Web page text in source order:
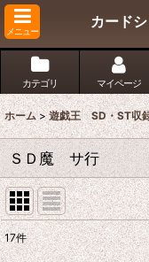
メニュー
カード
カテゴリ マイページ
ホーム > 遊戯王 SD・ST収
ＳＤ魔 サ行
表示数:
17件